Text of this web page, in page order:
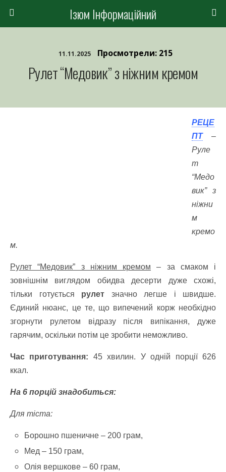
Ізюм Інформаційний
11.11.2025 Просмотрели: 215
Рулет “Медовик” з ніжним кремом
РЕЦЕ
ПТ
–
Руле
т
“Медо
вик” з
ніжни
м
кремо
м.
Рулет “Медовик” з ніжним кремом – за смаком і
зовнішнім виглядом обидва десерти дуже схожі,
тільки готується рулет значно легше і швидше.
Єдиний нюанс, це те, що випечений корж необхідно
згорнути рулетом відразу після випікання, дуже
гарячим, оскільки потім це зробити неможливо.
Час приготування: 45 хвилин. У одній порції 626
ккал.
На 6 порцій знадобиться:
Для тіста:
Борошно пшеничне – 200 грам,
Мед – 150 грам,
Олія вершкове – 60 грам,